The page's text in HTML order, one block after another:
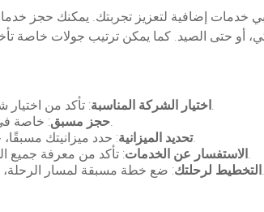
إضافية لتعزيز تجربتك. يمكنك حجز
اختيار الشركة المناسبة: تأكد من اختيار شركة تأجير موثوقة وذات سمعة جيدة. تحقق من تقييمات العملاء وآراءهم.
حجز مسبق: خاصة في مواسم الذروة، يُفضل الحجز مسبقًا لضمان توافر اليخت الذي ترغب به.
تحديد الميزانية: حدد ميزانيتك مسبقًا، حيث تتنوع الأسعار بناءً على حجم اليخت ومدة الإيجار والخدمات المقدمة.
الاستفسار عن الخدمات: تأكد من معرفة جميع الخدمات المتاحة، مثل الطعام والشراب، والتأكد من أنها تناسب احتياجاتك.
التخطيط لرحلتك: ضع خطة مسبقة لمسار الرحلة، بما في ذلك الأماكن التي ترغب في زيارتها والنشاطات التي تود القيام بها.